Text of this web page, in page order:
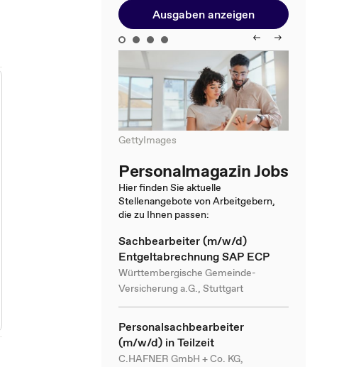
Ausgaben anzeigen
GettyImages
Personalmagazin Jobs
Hier finden Sie aktuelle
Stellenangebote von Arbeitgebern,
die zu Ihnen passen:
Sachbearbeiter (m/w/d)
Entgeltabrechnung SAP ECP
Württembergische Gemeinde-
Versicherung a.G., Stuttgart
Personalsachbearbeiter
(m/w/d) in Teilzeit
C.HAFNER GmbH + Co. KG,